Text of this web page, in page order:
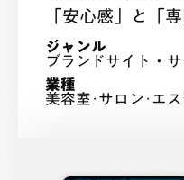
「安心感」と「
ジャンル
ブランドサイト・サ
業種
美容室･サロン･エス